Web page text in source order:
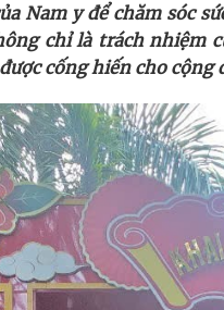
Nam y để chăm sóc
chỉ là trách nhiệm
cống hiến cho cộng